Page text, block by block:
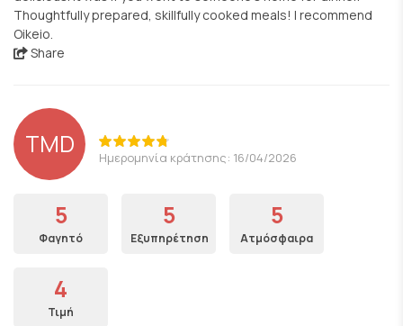
Thoughtfully prepared, skillfully cooked meals! I recommend
Oikeio.
Share
TMD Ημερομηνία κράτησης: 16/04/2026
5
Φαγητό
5
Εξυπηρέτηση
5
Ατμόσφαιρα
4
Τιμή